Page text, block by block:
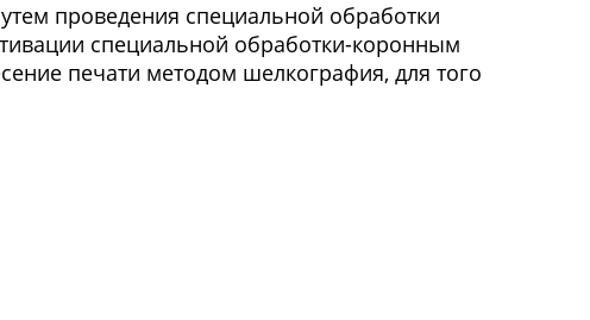
проведения специальной обработки
специальной обработки-коронным
печати методом шелкография, для того